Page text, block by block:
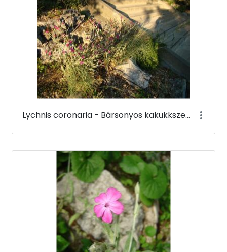
Lychnis coronaria - Bársonyos kakukkszegfű - Budai Arborétum